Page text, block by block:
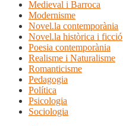
Medieval i Barroca
Modernisme
Novel.la contemporània
Novel.la històrica i ficció
Poesia contemporània
Realisme i Naturalisme
Romanticisme
Pedagogia
Política
Psicologia
Sociologia